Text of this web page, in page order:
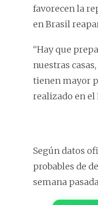
favorecen la
en Brasil
“Hay que
nuestras
tienen mayor
realizado en el
Según datos
probables de
semana